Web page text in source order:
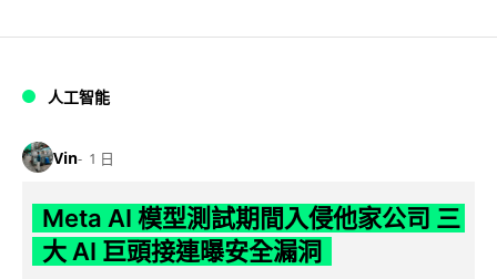
人工智能
Vin 1 日
Meta AI 模型測試期間入侵他家公司 三
大 AI 巨頭接連曝安全漏洞